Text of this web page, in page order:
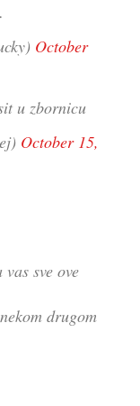
October
u zbornicu
October 15,
sve ove
drugom